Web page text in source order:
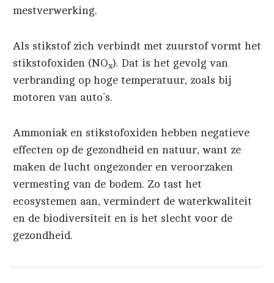
mestverwerking.
Als stikstof zich verbindt met zuurstof vormt het
stikstofoxiden (NOx). Dat is het gevolg van
verbranding op hoge temperatuur, zoals bij
motoren van auto’s.
Ammoniak en stikstofoxiden hebben negatieve
effecten op de gezondheid en natuur, want ze
maken de lucht ongezonder en veroorzaken
vermesting van de bodem. Zo tast het
ecosystemen aan, vermindert de waterkwaliteit
en de biodiversiteit en is het slecht voor de
gezondheid.